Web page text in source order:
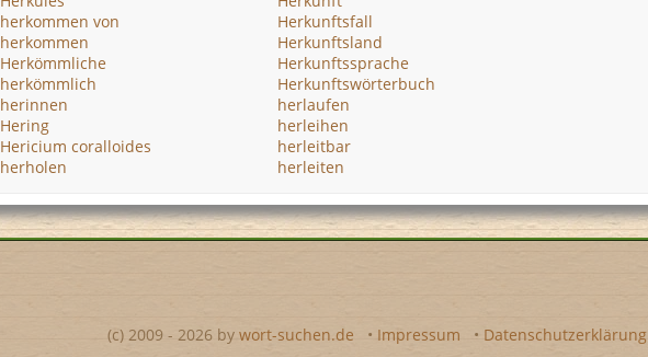
herkommen von
herkommen
Herkömmliche
herkömmlich
herinnen
Hering
Hericium coralloides
herholen
Herkunftsfall
Herkunftsland
Herkunftssprache
Herkunftswörterbuch
herlaufen
herleihen
herleitbar
herleiten
(c) 2009 - 2026 by wort-suchen.de • Impressum • Datenschutzerklärung